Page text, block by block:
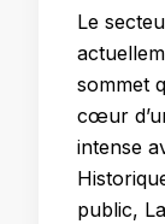
Le
sommet
cœur
intense
public,